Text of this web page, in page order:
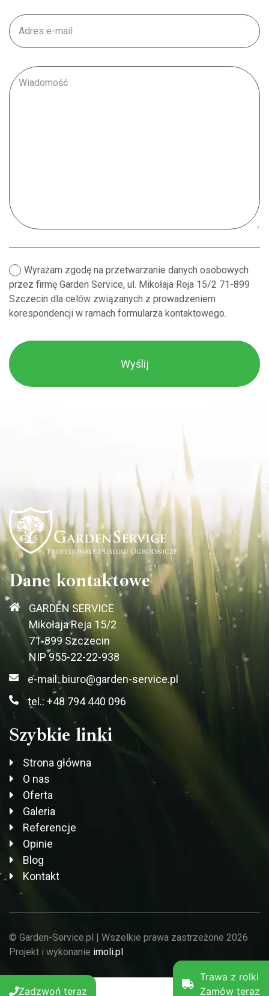
Wyrażam zgodę na przetwarzanie danych osobowych
przez firmę Garden Service, ul. Mikołaja Reja 15/2 71-899
Szczecin dla celów związanych z prowadzeniem
korespondencji w ramach formularza kontaktowego.
Zadzwoń teraz
Dane kontaktowe
GARDEN SERVICE
Mikołaja Reja 15/2
71-899 Szczecin
NIP 955-22-22-938
e-mail: biuro@garden-service.pl
tel.: +48 794 440 096
Szybkie linki
Strona główna
O nas
Oferta
Galeria
Referencje
Opinie
Blog
Kontakt
© Garden-Service.pl | Wszelkie prawa zastrzeżone 2026
Projekt i wykonanie imoli.pl
Trawa z rolki
Zamów teraz